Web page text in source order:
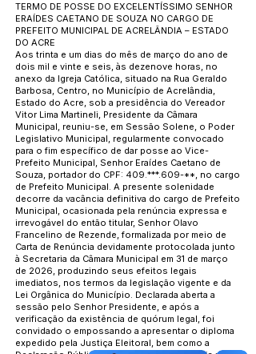
TERMO DE POSSE DO EXCELENTÍSSIMO SENHOR
ERAÍDES CAETANO DE SOUZA NO CARGO DE
PREFEITO MUNICIPAL DE ACRELÂNDIA – ESTADO
DO ACRE
Aos trinta e um dias do mês de março do ano de
dois mil e vinte e seis, às dezenove horas, no
anexo da Igreja Católica, situado na Rua Geraldo
Barbosa, Centro, no Município de Acrelândia,
Estado do Acre, sob a presidência do Vereador
Vitor Lima Martineli, Presidente da Câmara
Municipal, reuniu-se, em Sessão Solene, o Poder
Legislativo Municipal, regularmente convocado
para o fim específico de dar posse ao Vice-
Prefeito Municipal, Senhor Eraídes Caetano de
Souza, portador do CPF: 409.***.609-**, no cargo
de Prefeito Municipal. A presente solenidade
decorre da vacância definitiva do cargo de Prefeito
Municipal, ocasionada pela renúncia expressa e
irrevogável do então titular, Senhor Olavo
Francelino de Rezende, formalizada por meio de
Carta de Renúncia devidamente protocolada junto
à Secretaria da Câmara Municipal em 31 de março
de 2026, produzindo seus efeitos legais
imediatos, nos termos da legislação vigente e da
Lei Orgânica do Município. Declarada aberta a
sessão pelo Senhor Presidente, e após a
verificação da existência de quórum legal, foi
convidado o empossando a apresentar o diploma
expedido pela Justiça Eleitoral, bem como a